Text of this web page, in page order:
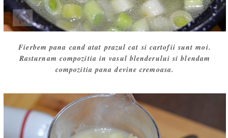
Fierbem pana cand atat prazul cat si cartofii sunt moi.
Rasturnam compozitia in vasul blenderului si blendam
compozitia pana devine cremoasa.